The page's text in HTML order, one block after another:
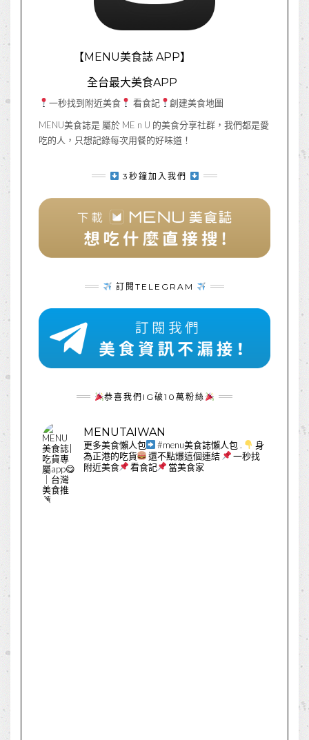
【MENU美食誌 APP】
全台最大美食APP
一秒找到附近美食 看食記
創建美食地圖
MENU美食誌是 屬於 ME n U 的美食分享社群，我們都是愛
吃的人，只想記錄每次用餐的好味道！
3秒鐘加入我們
訂閱TELEGRAM
恭喜我們IG破10萬粉絲
MENUTAIWAN
更多美食懶人包 #menu美食誌懶人包 .
身
為正港的吃貨
還不點爆這個連結
一秒找
附近美食
看食記 當美食家